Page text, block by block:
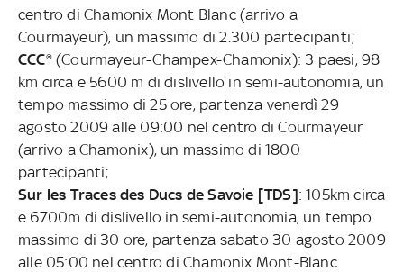
centro di Chamonix Mont Blanc (arrivo a
Courmayeur), un massimo di 2.300 partecipanti;
CCC®(Courmayeur-Champex-Chamonix): 3 paesi, 98
km circa e 5600 m di dislivello in semi-autonomia, un
tempo massimo di 25 ore, partenza venerdì 29
agosto 2009 alle 09:00 nel centro di Courmayeur
(arrivo a Chamonix), un massimo di 1800
partecipanti;
Sur les Traces des Ducs de Savoie [TDS]: 105km circa
e 6700m di dislivello in semi-autonomia, un tempo
massimo di 30 ore, partenza sabato 30 agosto 2009
alle 05:00 nel centro di Chamonix Mont-Blanc